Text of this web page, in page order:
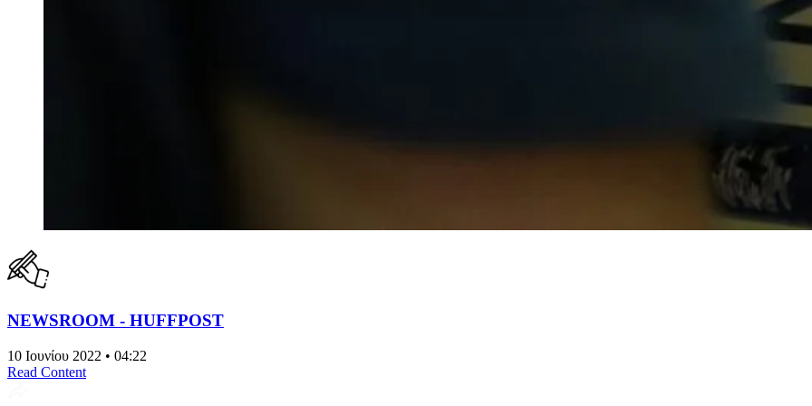
NEWSROOM - HUFFPOST
10 Ιουνίου 2022 • 04:22
Read Content